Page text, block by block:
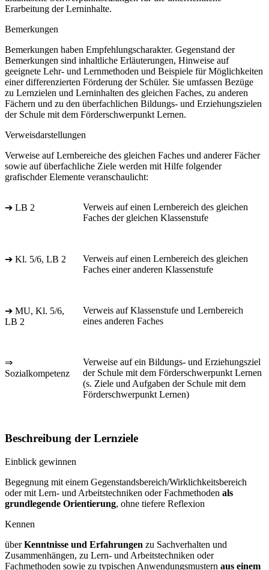
Erarbeitung der Lerninhalte.
Bemerkungen
Bemerkungen haben Empfehlungscharakter. Gegenstand der
Bemerkungen sind inhaltliche Erläuterungen, Hinweise auf
geeignete Lehr- und Lernmethoden und Beispiele für Möglichkeiten
einer differenzierten Förderung der Schüler. Sie umfassen Bezüge
zu Lernzielen und Lerninhalten des gleichen Faches, zu anderen
Fächern und zu den überfachlichen Bildungs- und Erziehungszielen
der Schule mit dem Förderschwerpunkt Lernen.
Verweisdarstellungen
Verweise auf Lernbereiche des gleichen Faches und anderer Fächer
sowie auf überfachliche Ziele werden mit Hilfe folgender
grafischder Elemente veranschaulicht:
➔ LB 2
Verweis auf einen Lernbereich des gleichen
Faches der gleichen Klassenstufe
➔ Kl. 5/6, LB 2
Verweis auf einen Lernbereich des gleichen
Faches einer anderen Klassenstufe
➔ MU, Kl. 5/6,
LB 2
Verweis auf Klassenstufe und Lernbereich
eines anderen Faches
⇒
Sozialkompetenz
Verweise auf ein Bildungs- und Erziehungsziel
der Schule mit dem Förderschwerpunkt Lernen
(s. Ziele und Aufgaben der Schule mit dem
Förderschwerpunkt Lernen)
Beschreibung der Lernziele
Einblick gewinnen
Begegnung mit einem Gegenstandsbereich/Wirklichkeitsbereich
oder mit Lern- und Arbeitstechniken oder Fachmethoden als
grundlegende Orientierung, ohne tiefere Reflexion
Kennen
überKenntnisse und Erfahrungen zu Sachverhalten und
Zusammenhängen, zu Lern- und Arbeitstechniken oder
Fachmethoden sowie zu typischen Anwendungsmustern aus einem